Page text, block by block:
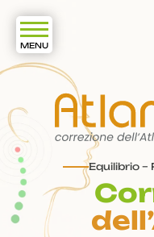
Equilibrio –